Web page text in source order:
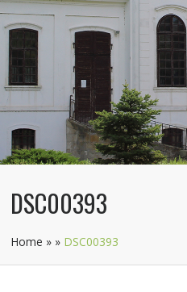
DSC00393
Home » » DSC00393